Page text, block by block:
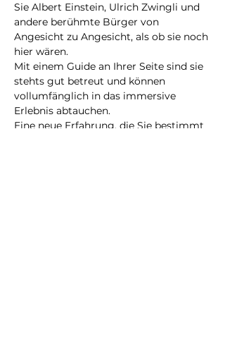
Sie Albert Einstein, Ulrich Zwingli und
andere berühmte Bürger von
Angesicht zu Angesicht, als ob sie noch
hier wären.
Mit einem Guide an Ihrer Seite sind sie
stehts gut betreut und können
vollumfänglich in das immersive
Erlebnis abtauchen.
Eine neue Erfahrung, die Sie bestimmt